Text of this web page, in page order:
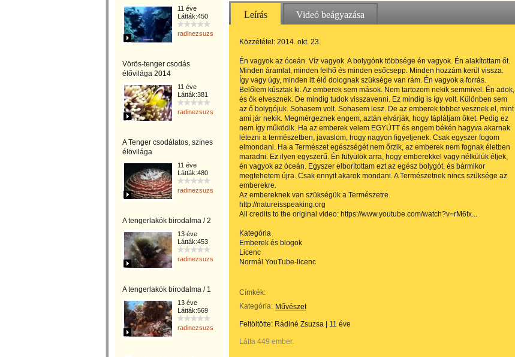
11 éve
Látták:450
radinezsuzsa
Vörös-tenger csodás
élővilága 2014
11 éve
Látták:381
radinezsuzsa
A Tenger csodálatos, színes
élövilága
11 éve
Látták:480
radinezsuzsa
A tengerlakók birodalma / 2
13 éve
Látták:453
radinezsuzsa
A tengerlakók birodalma / 1
13 éve
Látták:569
radinezsuzsa
Leírás Videó beágyazása
Közzététel: 2014. okt. 23.
Én vagyok az óceán. Víz vagyok. A bolygónk többsége én vagyok. Én alakítottam őt.
Minden áramlat, minden felhő és minden esőcsepp. Minden hozzám kerül vissza.
Így vagy úgy, minden itt élő dolognak szüksége van rám. Én vagyok a forrás.
Belőlem kúsztak ki. Az emberek sem mások. Nem tartozom nekik semmivel. Én adok,
és ők elvesznek. De mindig tudok visszavenni. Ez mindig is így volt. Különben sem
az ő bolygójuk. Sohasem volt. Sohasem lesz. De az emberek többet vesznek el, mint
ami jár nekik. Megmérgeznek engem, aztán elvárják, hogy tápláljam őket. Pedig ez
nem így működik. Ha az emberek velem EGYÜTT és engem békén hagyva akarnak
létezni a természetben, javaslom, hogy nagyon figyeljenek. Csak egyszer fogom
elmondani. Ha a Természet egészségét nem őrzik, az emberek nem fognak életben
maradni. Ez ilyen egyszerű. Én fütyülök arra, hogy emberekkel vagy nélkülük éljek,
én vagyok az óceán. Egyszer elborítottam ezt az egész bolygót, és bármikor
megtehetem újra. Csak ennyit akarok mondani. A Természetnek nincs szüksége az
emberekre.
Az embereknek van szükségük a Természetre.
http://natureisspeaking.org
All credits to the original video: https://www.youtube.com/watch?v=rM6tx...
Kategória
Emberek és blogok
Licenc
Normál YouTube-licenc
Címkék:
Kategória: Művészet
Feltöltötte: Rádiné Zsuzsa 11 éve
Látta 449 ember.